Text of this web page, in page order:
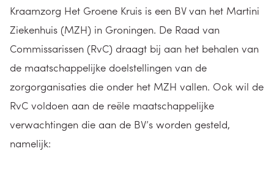
Kraamzorg Het Groene Kruis is een BV van het Martini
Ziekenhuis (MZH) in Groningen. De Raad van
Commissarissen (RvC) draagt bij aan het behalen van
de maatschappelijke doelstellingen van de
zorgorganisaties die onder het MZH vallen. Ook wil de
RvC voldoen aan de reële maatschappelijke
verwachtingen die aan de BV’s worden gesteld,
namelijk: